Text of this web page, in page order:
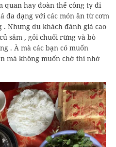
hay đoàn thể công ty đi
đa dạng với các món ăn từ cơm
Nhưng du khách đánh giá cao
sâm , gỏi chuối rừng và bò
. À mà các bạn có muốn
mà không muốn chờ thì nhớ